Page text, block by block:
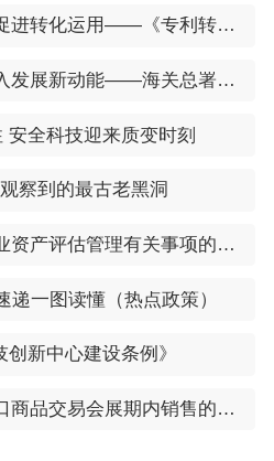
【解读】提升专利质量促进转化运用——《专利转化运用专项行动方案（2023－2025年）》看点解析
【解读】为加工贸易注入发展新动能——海关总署详解推动加工贸易持续高质量发展16条改革措施
安全科技迎来质变时刻
察到的最古老黑洞
解读《关于优化中央企业资产评估管理有关事项的通知》
递一图读懂（热点政策）
创新中心建设条例》
关于延续执行中国进出口商品交易会展期内销售的进口展品税收优惠政策的通知（财关税〔2024〕10号）